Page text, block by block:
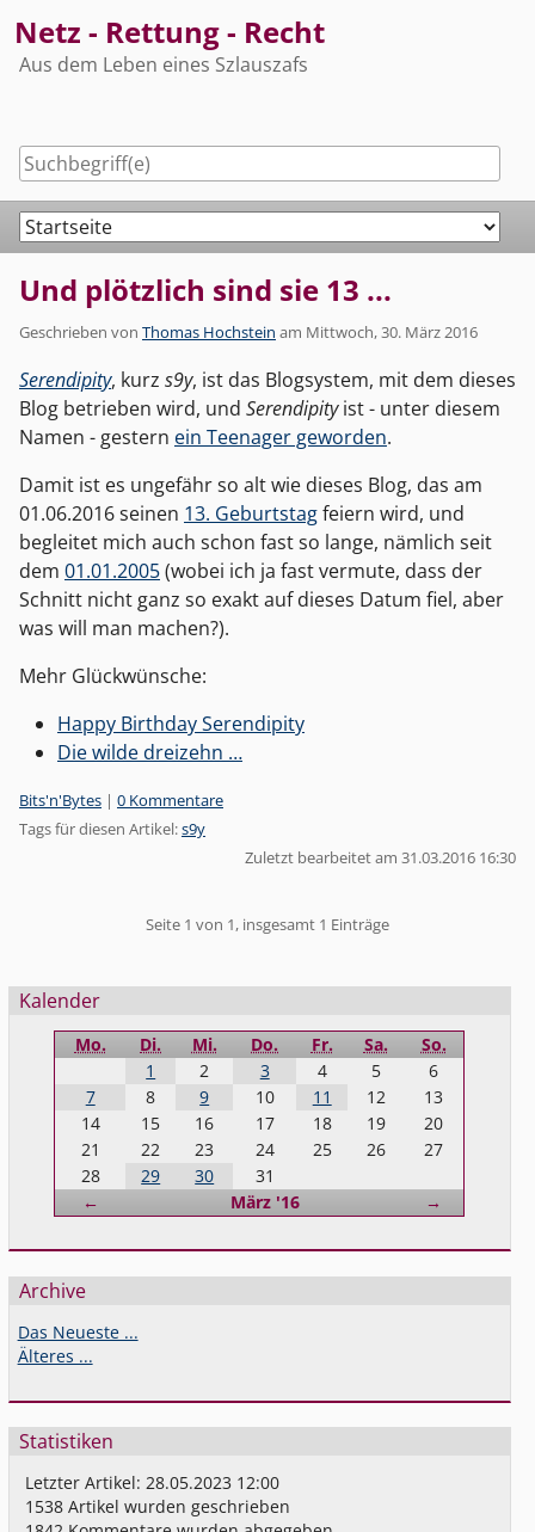
to
content
Netz - Rettung - Recht
Aus dem Leben eines Szlauszafs
Navigation
Und plötzlich sind sie 13 ...
Geschrieben von Thomas Hochstein am Mittwoch, 30. März 2016
Serendipity, kurz s9y, ist das Blogsystem, mit dem dieses
Blog betrieben wird, und Serendipityist - unter diesem
Namen - gestern ein Teenager geworden.
Damit ist es ungefähr so alt wie dieses Blog, das am
01.06.2016 seinen 13. Geburtstagfeiern wird, und
begleitet mich auch schon fast so lange, nämlich seit
dem 01.01.2005(wobei ich ja fast vermute, dass der
Schnitt nicht ganz so exakt auf dieses Datum fiel, aber
was will man machen?).
Mehr Glückwünsche:
Happy Birthday Serendipity
Die wilde dreizehn …
Kategorien:
Bits'n'Bytes | 0 Kommentare
Tags für diesen Artikel:s9y
Zuletzt bearbeitet am 31.03.2016 16:30
Seite 1 von 1, insgesamt 1 Einträge
Seitenleiste
Kalender
Mo. Di. Mi. Do. Fr. Sa. So.
← März '16 Vorwärts
→
1 2 3 4 5
6
7
8 9 10 11 12
13
14
15 16 17 18 19
20
21
22 23 24 25 26
27
28
29 30 31
Archive
Das Neueste ...
Älteres ...
Statistiken
Letzter Artikel:28.05.2023 12:00
1538 Artikel wurden geschrieben